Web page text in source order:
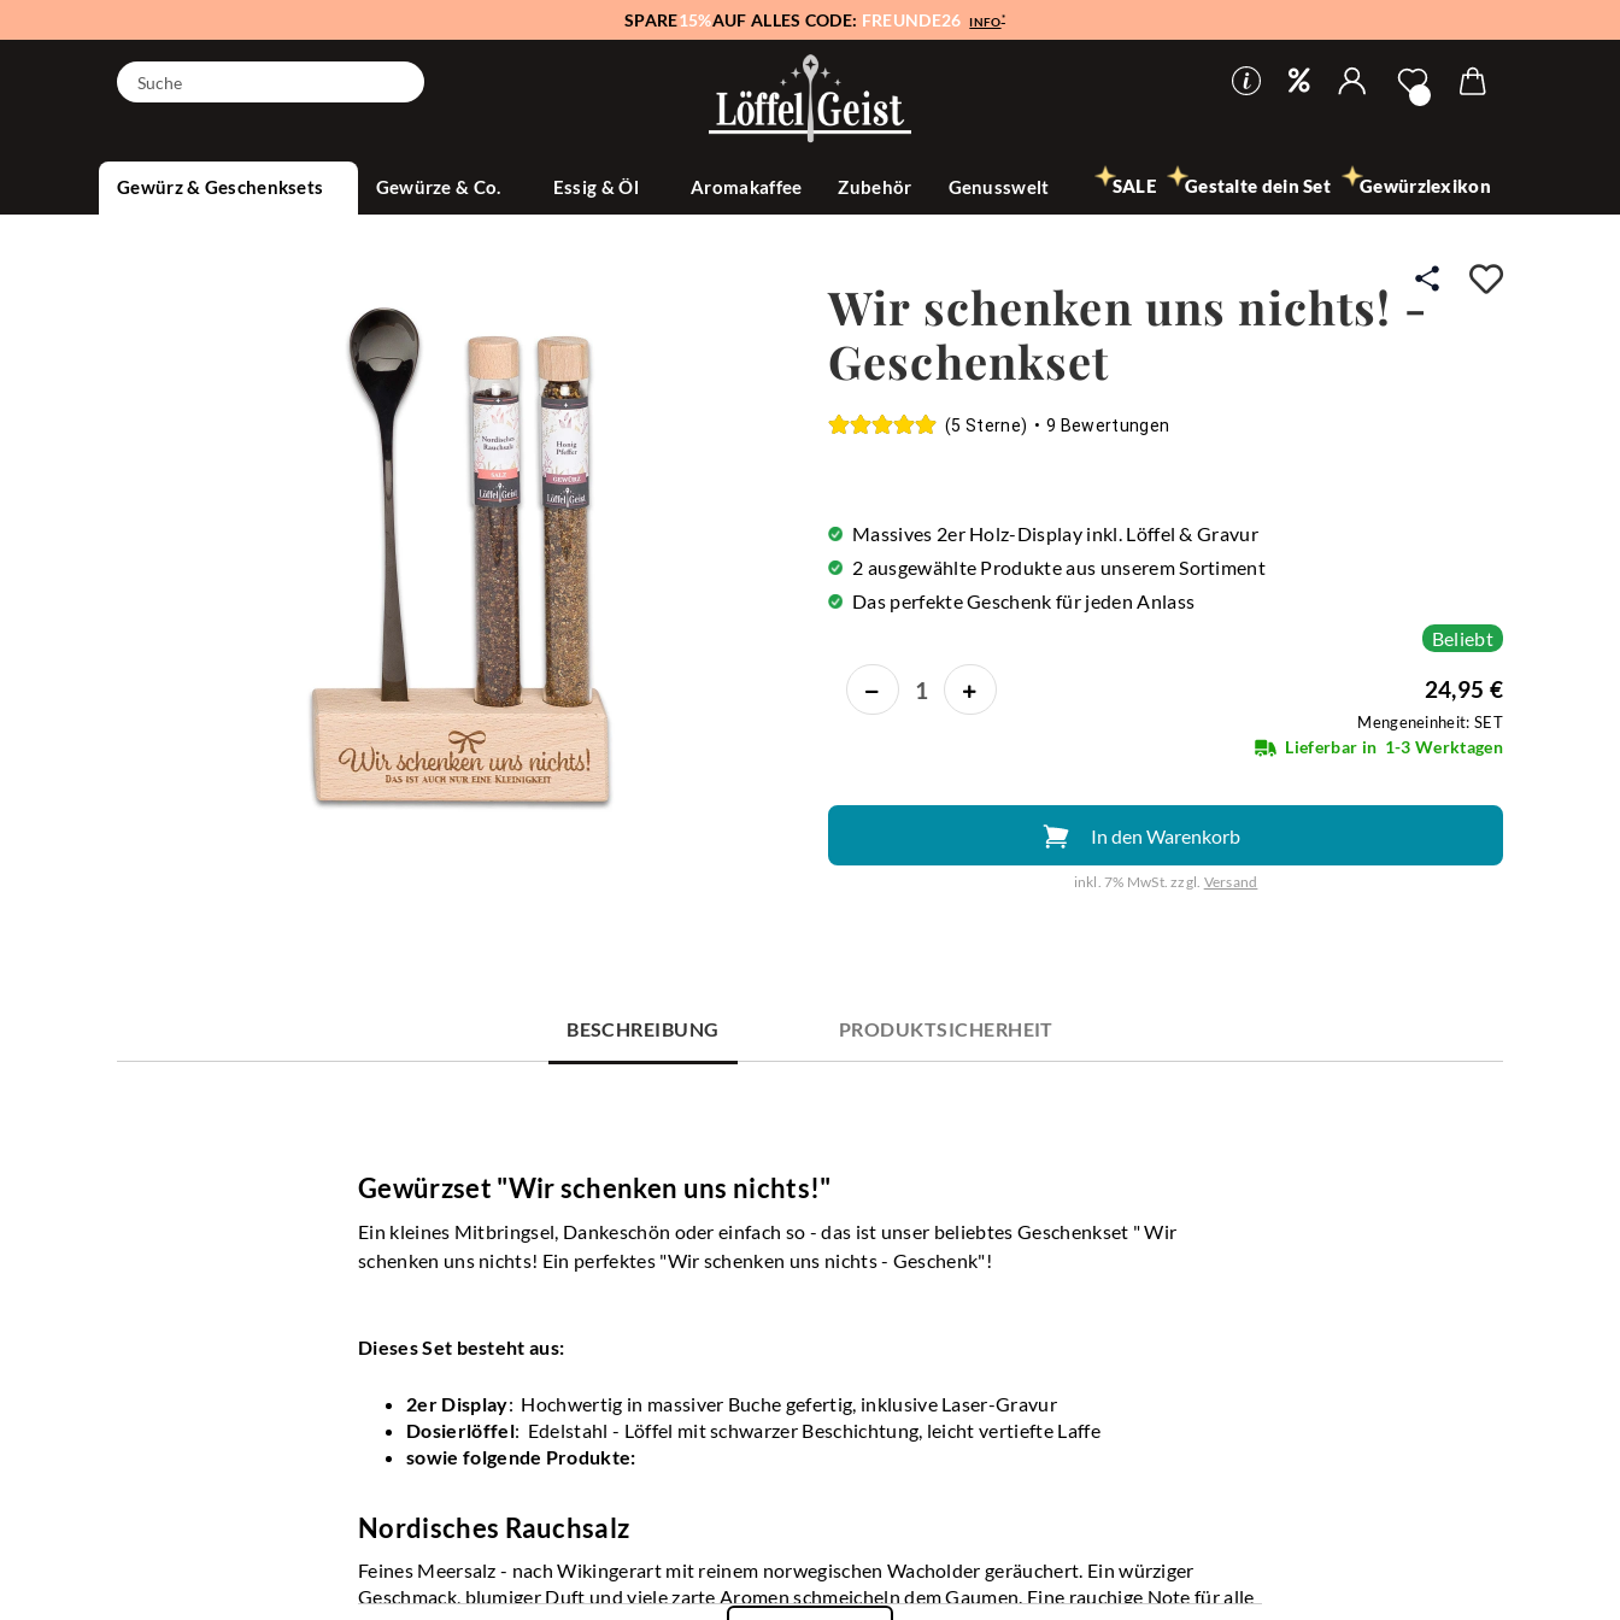
SPARE15%AUF ALLES CODE: FREUNDE26 INFO*
Suche
SALE Gestalte dein Set Gewürzlexikon
Gewürz & Geschenksets Gewürze & Co. Essig & Öl Aromakaffee Zubehör Genusswelt
Auf
Wir schenken uns nichts! -
Geschenkset
(5 Sterne) • 9 Bewertungen
Massives 2er Holz-Display inkl. Löffel & Gravur
2 ausgewählte Produkte aus unserem Sortiment
Das perfekte Geschenk für jeden Anlass
Beliebt
24,95 €
Mengeneinheit: SET
Lieferbar in 1-3 Werktagen
In den Warenkorb
inkl. 7% MwSt. zzgl. Versand
Weiter mit
BESCHREIBUNG PRODUKTSICHERHEIT
Gewürzset "Wir schenken uns nichts!"
Ein kleines Mitbringsel, Dankeschön oder einfach so - das ist unser beliebtes Geschenkset " Wir
schenken uns nichts! Ein perfektes "Wir schenken uns nichts - Geschenk"!
Dieses Set besteht aus:
2er Display: Hochwertig in massiver Buche gefertig, inklusive Laser-Gravur
Dosierlöffel: Edelstahl - Löffel mit schwarzer Beschichtung, leicht vertiefte Laffe
sowie folgende Produkte:
Nordisches Rauchsalz
Feines Meersalz - nach Wikingerart mit reinem norwegischen Wacholder geräuchert. Ein würziger
Geschmack, blumiger Duft und viele zarte Aromen schmeicheln dem Gaumen. Eine rauchige Note für alle